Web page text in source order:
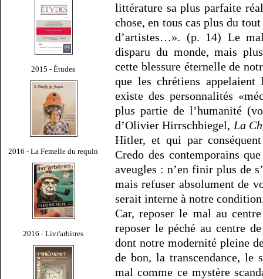
2015 - Études
2016 - La Femelle du requin
2016 - Livr'arbitres
littérature sa plus parfaite
chose, en tous cas plus du
d’artistes…». (p. 14) Le
disparu du monde, mais
cette blessure éternelle de
que les chrétiens
existe des personnalités
plus partie de l’humanité
d’Olivier Hirrschbiegel, La
Hitler, et qui par
Credo des contemporains
aveugles : n’en finir plus de
mais refuser absolument de
serait interne à notre
Car, reposer le mal au
reposer le péché au centre
dont notre modernité pleine
de bon, la transcendance,
mal comme ce mystère